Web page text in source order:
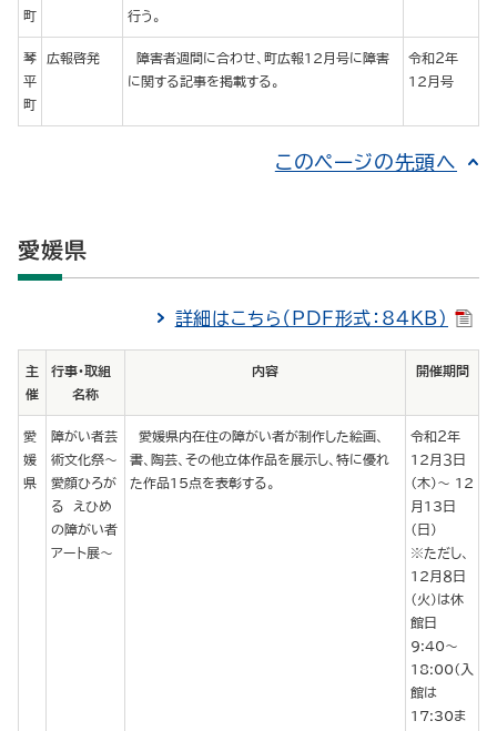
町
行う。
琴
平
町
広報啓発
障害者週間に合わせ、町広報12月号に障害
に関する記事を掲載する。
令和２年
12月号
このページの先頭へ
愛媛県
詳細はこちら（PDF形式：84KB）
主
催
行事・取組
名称
内容 開催期間
愛
媛
県
障がい者芸
術文化祭～
愛顔ひろが
る えひめ
の障がい者
アート展～
愛媛県内在住の障がい者が制作した絵画、
書、陶芸、その他立体作品を展示し、特に優れ
た作品15点を表彰する。
令和２年
12月３日
（木）～ 12
月13日
（日）
※ただし、
12月８日
（火）は休
館日
9:40～
18:00（入
館は
17:30ま